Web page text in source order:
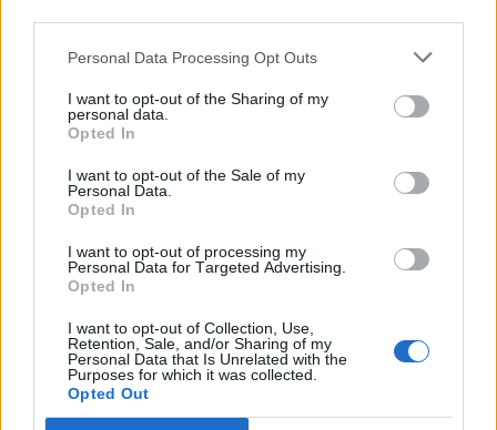
Personal Data Processing Opt Outs
I want to opt-out of the Sharing of my
personal data.
Opted In
I want to opt-out of the Sale of my
Personal Data.
Opted In
I want to opt-out of processing my
Personal Data for Targeted Advertising.
Opted In
I want to opt-out of Collection, Use,
Retention, Sale, and/or Sharing of my
Personal Data that Is Unrelated with the
Purposes for which it was collected.
Opted Out